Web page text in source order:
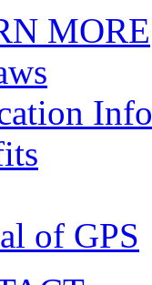
MORE
Info
of GPS